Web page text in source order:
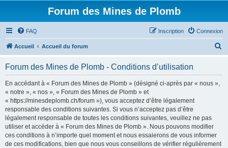
Forum des Mines de Plomb
FAQ Connexion
Inscription
Accueil Accueil du forum
Forum des Mines de Plomb - Conditions d’utilisation
En accédant à « Forum des Mines de Plomb » (désigné ci-après par « nous »,
« notre », « nos », « Forum des Mines de Plomb » et
« https://minesdeplomb.ch/forum »), vous acceptez d’être légalement
responsable des conditions suivantes. Si vous n’acceptez pas d’être
légalement responsable de toutes les conditions suivantes, veuillez ne pas
utiliser et accéder à « Forum des Mines de Plomb ». Nous pouvons modifier
ces conditions à n’importe quel moment et nous essaierons de vous informer
de ces modifications, bien que nous vous conseillons de vérifier régulièrement